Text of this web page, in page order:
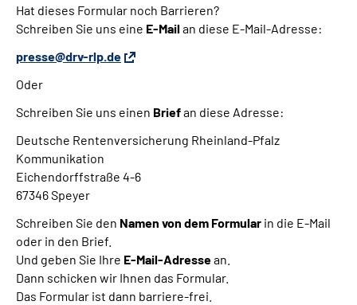
Hat dieses Formular noch Barrieren?
Schreiben Sie uns eine E-Mailan diese E-Mail-Adresse:
presse@drv-rlp.de
Oder
Schreiben Sie uns einen Briefan diese Adresse:
Deutsche Rentenversicherung Rheinland-Pfalz
Kommunikation
Eichendorffstraße 4-6
67346 Speyer
Schreiben Sie den Namen von dem Formular in die E-Mail
oder in den Brief.
Und geben Sie Ihre E-Mail-Adressean.
Dann schicken wir Ihnen das Formular.
Das Formular ist dann barriere-frei.